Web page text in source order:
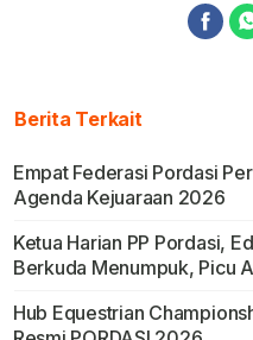
Berita Terkait
Empat Federasi Pordasi
Agenda Kejuaraan 2026
Ketua Harian PP Pordasi,
Berkuda Menumpuk, Picu
Hub Equestrian